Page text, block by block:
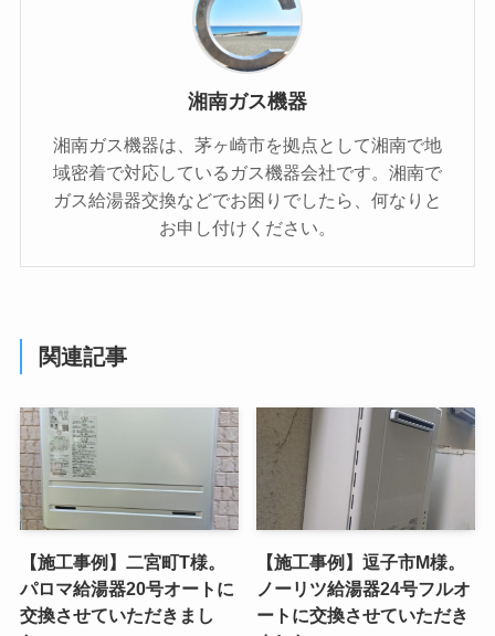
湘南ガス機器
湘南ガス機器は、茅ヶ崎市を拠点として湘南で地
域密着で対応しているガス機器会社です。湘南で
ガス給湯器交換などでお困りでしたら、何なりと
お申し付けください。
関連記事
【施工事例】二宮町T様。
パロマ給湯器20号オートに
交換させていただきまし
【施工事例】逗子市M様。
ノーリツ給湯器24号フルオ
ートに交換させていただき